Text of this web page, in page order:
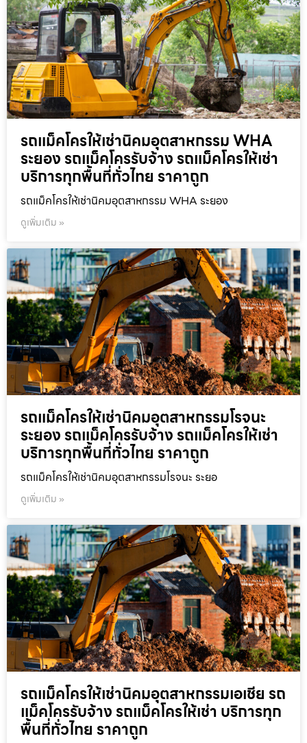
รถแม็คโครให้เช่านิคมอุตสาหกรรม WHA
ระยอง รถแม็คโครรับจ้าง รถแม็คโครให้เช่า
บริการทุกพื้นที่ทั่วไทย ราคาถูก
รถแม็คโครให้เช่านิคมอุตสาหกรรม WHA ระยอง
ดูเพิ่มเติม »
รถแม็คโครให้เช่านิคมอุตสาหกรรมโรจนะ
ระยอง รถแม็คโครรับจ้าง รถแม็คโครให้เช่า
บริการทุกพื้นที่ทั่วไทย ราคาถูก
รถแม็คโครให้เช่านิคมอุตสาหกรรมโรจนะ ระยอ
ดูเพิ่มเติม »
รถแม็คโครให้เช่านิคมอุตสาหกรรมเอเชีย รถ
แม็คโครรับจ้าง รถแม็คโครให้เช่า บริการทุก
พื้นที่ทั่วไทย ราคาถูก